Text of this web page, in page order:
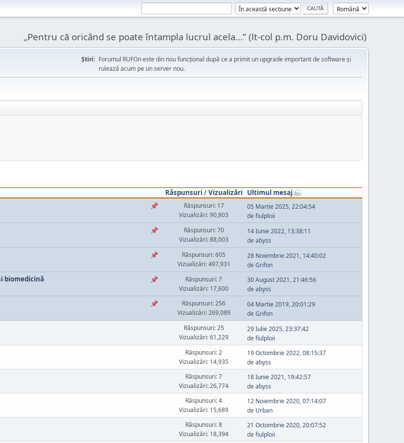
„Pentru că oricând se poate întampla lucrul acela...” (lt-col p.m. Doru Davidovici)
Ştiri: Forumul RUFOn este din nou funcțional după ce a primit un upgrade important de software și
rulează acum pe un server nou.
Răspunsuri /Vizualizări
Ultimul mesaj
Răspunsuri: 17
Vizualizări: 90,803
05 Martie 2025, 22:04:54
de fiulploii
Răspunsuri: 70
Vizualizări: 88,003
14 Iunie 2022, 13:38:11
de abyss
Răspunsuri: 605
Vizualizări: 497,931
28 Noiembrie 2021, 14:40:02
de Grifon
biomedicină
Răspunsuri: 7
Vizualizări: 17,600
30 August 2021, 21:46:56
de abyss
Răspunsuri: 256
Vizualizări: 269,089
04 Martie 2019, 20:01:29
de Grifon
Răspunsuri: 25
Vizualizări: 61,229
29 Iulie 2025, 23:37:42
de fiulploii
Răspunsuri: 2
Vizualizări: 14,935
19 Octombrie 2022, 08:15:37
de abyss
Răspunsuri: 7
Vizualizări: 26,774
18 Iunie 2021, 19:42:57
de abyss
Răspunsuri: 4
Vizualizări: 15,689
12 Noiembrie 2020, 07:14:07
de Urban
Răspunsuri: 8
Vizualizări: 18,394
21 Octombrie 2020, 20:07:52
de fiulploii